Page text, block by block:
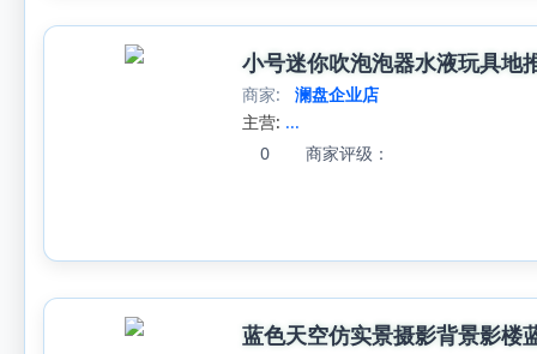
小号迷你吹泡泡器水液玩具地
商家:
澜盘企业店
主营: ...
0
商家评级：
蓝色天空仿实景摄影背景影楼